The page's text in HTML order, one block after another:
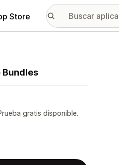
Store
Bundles
gratis disponible.